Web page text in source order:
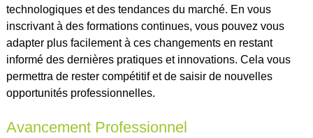
technologiques et des tendances du marché. En vous
inscrivant à des formations continues, vous pouvez vous
adapter plus facilement à ces changements en restant
informé des dernières pratiques et innovations. Cela vous
permettra de rester compétitif et de saisir de nouvelles
opportunités professionnelles.
Avancement Professionnel